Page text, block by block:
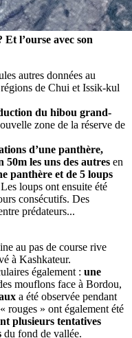
l’ourse avec son
autres données au
de Chui et Issik-kul
du hibou grand-
zone de la réserve de
d’une panthère,
50m les uns des autres en
panthère et de 5 loups
loups ont ensuite été
consécutifs. Des
prédateurs...
au pas de course rive
à Kashkateur.
également : une
mouflons face à Bordou,
a été observée pendant
rouges » ont également été
plusieurs tentatives
du fond de vallée.